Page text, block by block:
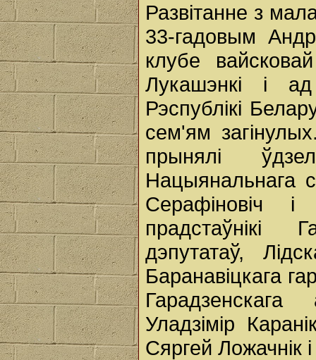
Развітанне з
33-гадовым
клубе
Лукашэнкі і
Рэспублікі
сем'ям
прынялі
Нацыянальнага
Серафіновіч
прадстаўнікі
дэпутатаў,
Баранавіцкага
Гарадзенскага
Уладзімір
Сяргей Ложачнік